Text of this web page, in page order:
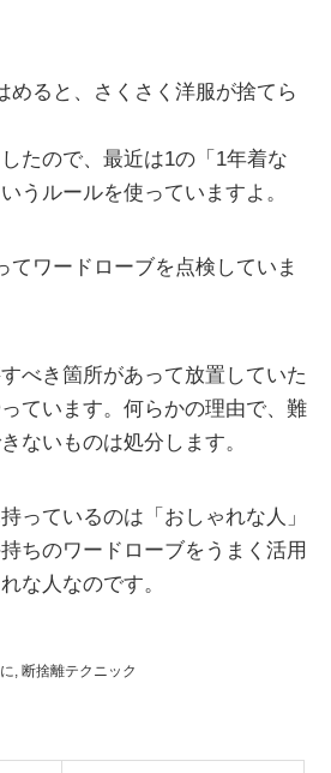
めると、さくさく洋服が捨てら
たので、最近は1の「1年着な
うルールを使っていますよ。
てワードローブを点検していま
べき箇所があって放置していた
ています。何らかの理由で、難
ないものは処分します。
っているのは「おしゃれな人」
ちのワードローブをうまく活用
な人なのです。
, 断捨離テクニック